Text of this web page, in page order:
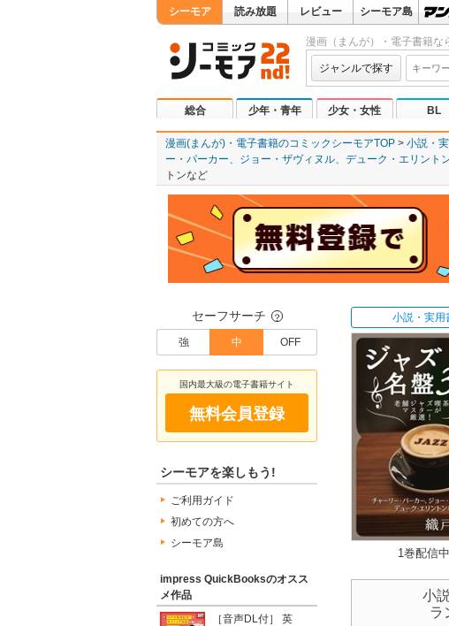
シーモア 読み放題 レビュー シーモア島
漫画（まんが）・電子書籍な
ジャンルで探す
総合 少年・青年 少女・女性 BL
漫画(まんが)・電子書籍のコミックシーモアTOP 小説・
ー・パーカー、ジョー・ザヴィヌル、デューク・エリント
トンなど
セーフサーチ ？
強 中 OFF
国内最大級の電子書籍サイト
無料会員登録
シーモアを楽しもう!
ご利用ガイド
初めての方へ
シーモア島
impress QuickBooksのオスス
メ作品
［音声DL付］ 英
小説・実用
1巻配信中
小
ラ